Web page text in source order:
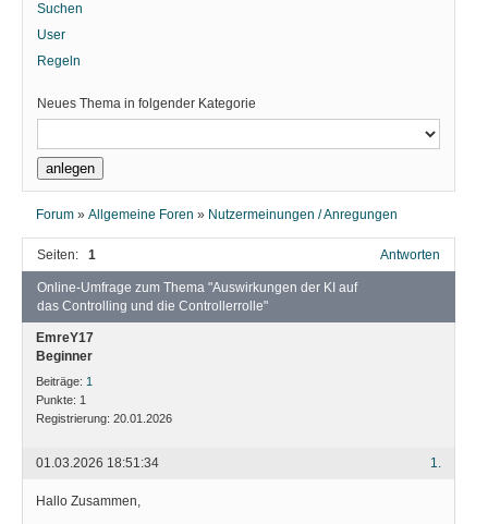
Suchen
User
Regeln
Neues Thema in folgender Kategorie
Forum »Allgemeine Foren » Nutzermeinungen / Anregungen
Seiten: 1 Antworten
Online-Umfrage zum Thema "Auswirkungen der KI auf
das Controlling und die Controllerrolle"
EmreY17
Beginner
Beiträge: 1
Punkte: 1
Registrierung: 20.01.2026
1.
01.03.2026 18:51:34
Hallo Zusammen,